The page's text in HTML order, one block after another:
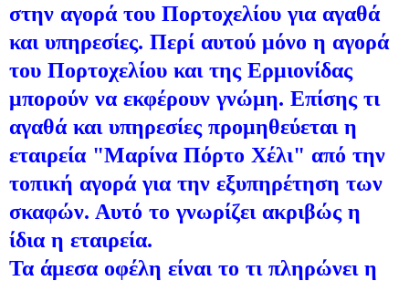
στην αγορά του Πορτοχελίου για αγαθά
και υπηρεσίες. Περί αυτού μόνο η αγορά
του Πορτοχελίου και της Ερμιονίδας
μπορούν να εκφέρουν γνώμη. Επίσης τι
αγαθά και υπηρεσίες προμηθεύεται η
εταιρεία "Μαρίνα Πόρτο Χέλι" από την
τοπική αγορά για την εξυπηρέτηση των
σκαφών. Αυτό το γνωρίζει ακριβώς η
ίδια η εταιρεία.
Τα άμεσα οφέλη είναι το τι πληρώνει η